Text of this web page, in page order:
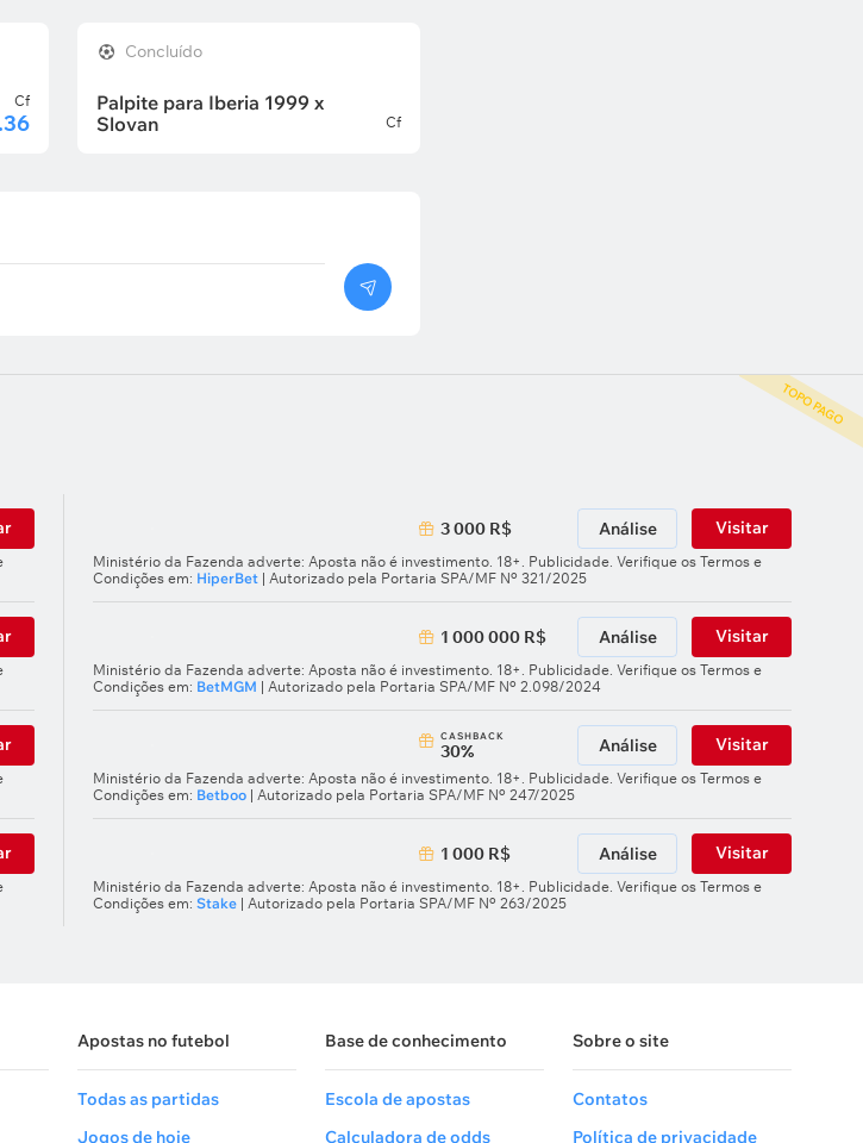
Cf
Concluído
Palpite para Iberia 1999 x
Slovan
Cf
TOPO PAGO
3 000 R$ Análise Visitar
Ministério da Fazenda adverte: Aposta não é investimento. 18+. Publicidade. Verifique os Termos e
Condições em: HiperBet | Autorizado pela Portaria SPA/MF Nº 321/2025
1 000 000 R$ Análise Visitar
Ministério da Fazenda adverte: Aposta não é investimento. 18+. Publicidade. Verifique os Termos e
Condições em: BetMGM | Autorizado pela Portaria SPA/MF Nº 2.098/2024
СASHBACK
30% Análise Visitar
Ministério da Fazenda adverte: Aposta não é investimento. 18+. Publicidade. Verifique os Termos e
Condições em: Betboo | Autorizado pela Portaria SPA/MF Nº 247/2025
1 000 R$ Análise Visitar
Ministério da Fazenda adverte: Aposta não é investimento. 18+. Publicidade. Verifique os Termos e
Condições em: Stake | Autorizado pela Portaria SPA/MF Nº 263/2025
Apostas no futebol Base de conhecimento Sobre o site
Todas as partidas
Jogos de hoje
Escola de apostas
Calculadora de odds
Contatos
Política de privacidade